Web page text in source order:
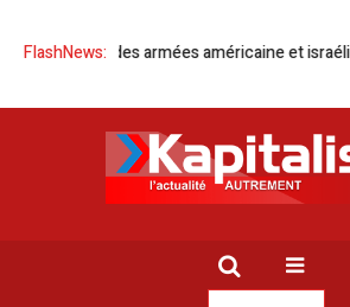
FlashNews:des armées américaine et israélienne